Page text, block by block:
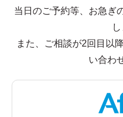
当日のご予約等、お急ぎ
し
また、ご相談が2回目以
い合わ